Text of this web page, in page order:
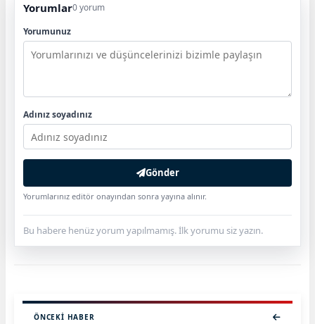
Yorumlar0 yorum
Yorumunuz
Adınız soyadınız
Gönder
Yorumlarınız editör onayından sonra yayına alınır.
Bu habere henüz yorum yapılmamış. İlk yorumu siz yazın.
ÖNCEKI HABER